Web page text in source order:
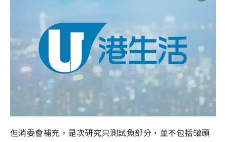
但消委會補充，是次研究只測試魚部分，並不包括罐頭